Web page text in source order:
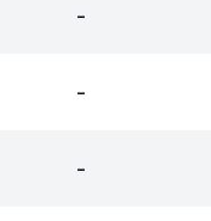
-
-
-